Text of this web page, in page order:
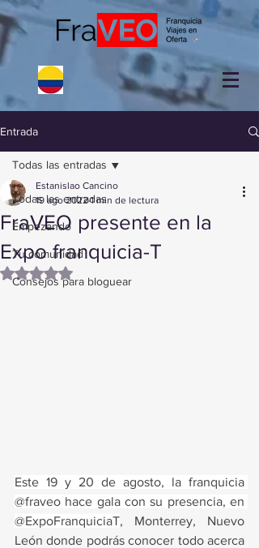
Entrada
Todas las entradas
Empezando
Tu comunidad
Consejos para bloguear
Todas las entradas
FraVEO presente en la
Expo franquicia-T
Estanislao Cancino
19 ago 2022 1 min de lectura
Obtuvo NaN de 5 estrellas.
Este 19 y 20 de agosto, la franquicia
@fraveo hace gala con su presencia, en
@ExpoFranquiciaT, Monterrey, Nuevo
León donde podrás conocer todo acerca